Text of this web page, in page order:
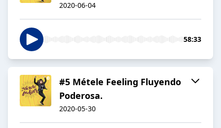
2020-06-04
58:33
#5 Métele Feeling Fluyendo
Poderosa.
2020-05-30